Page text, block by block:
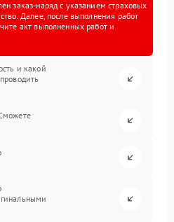
заказ-наряд с указанием страховых
Далее, после выполнения работ
акт выполненных работ и
и какой